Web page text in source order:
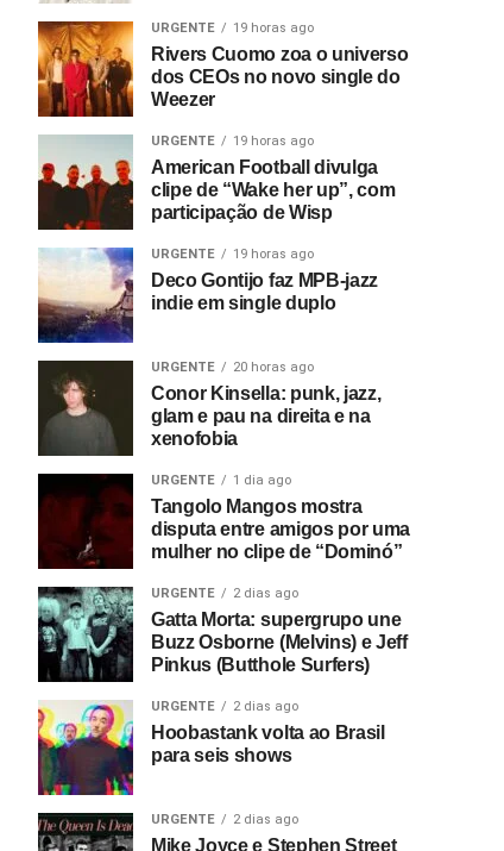
URGENTE 19 horas ago
Rivers Cuomo zoa o universo
dos CEOs no novo single do
Weezer
URGENTE 19 horas ago
American Football divulga
clipe de “Wake her up”, com
participação de Wisp
URGENTE 19 horas ago
Deco Gontijo faz MPB-jazz
indie em single duplo
URGENTE 20 horas ago
Conor Kinsella: punk, jazz,
glam e pau na direita e na
xenofobia
URGENTE 1 dia ago
Tangolo Mangos mostra
disputa entre amigos por uma
mulher no clipe de “Dominó”
URGENTE 2 dias ago
Gatta Morta: supergrupo une
Buzz Osborne (Melvins) e Jeff
Pinkus (Butthole Surfers)
URGENTE 2 dias ago
Hoobastank volta ao Brasil
para seis shows
URGENTE 2 dias ago
Mike Joyce e Stephen Street